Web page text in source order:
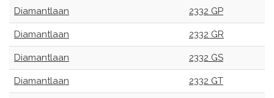
Diamantlaan 2332 GP
Diamantlaan 2332 GR
Diamantlaan 2332 GS
Diamantlaan 2332 GT